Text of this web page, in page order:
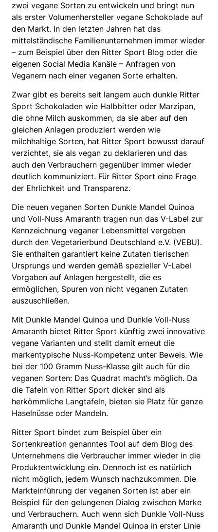
zwei vegane Sorten zu entwickeln und bringt nun
als erster Volumenhersteller vegane Schokolade auf
den Markt. In den letzten Jahren hat das
mittelständische Familienunternehmen immer wieder
– zum Beispiel über den Ritter Sport Blog oder die
eigenen Social Media Kanäle – Anfragen von
Veganern nach einer veganen Sorte erhalten.
Zwar gibt es bereits seit langem auch dunkle Ritter
Sport Schokoladen wie Halbbitter oder Marzipan,
die ohne Milch auskommen, da sie aber auf den
gleichen Anlagen produziert werden wie
milchhaltige Sorten, hat Ritter Sport bewusst darauf
verzichtet, sie als vegan zu deklarieren und das
auch den Verbrauchern gegenüber immer wieder
deutlich kommuniziert. Für Ritter Sport eine Frage
der Ehrlichkeit und Transparenz.
Die neuen veganen Sorten Dunkle Mandel Quinoa
und Voll-Nuss Amaranth tragen nun das V-Label zur
Kennzeichnung veganer Lebensmittel vergeben
durch den Vegetarierbund Deutschland e.V. (VEBU).
Sie enthalten garantiert keine Zutaten tierischen
Ursprungs und werden gemäß spezieller V-Label
Vorgaben auf Anlagen hergestellt, die es
ermöglichen, Spuren von nicht veganen Zutaten
auszuschließen.
Mit Dunkle Mandel Quinoa und Dunkle Voll-Nuss
Amaranth bietet Ritter Sport künftig zwei innovative
vegane Varianten und stellt damit erneut die
markentypische Nuss-Kompetenz unter Beweis. Wie
bei der 100 Gramm Nuss-Klasse gilt auch für die
veganen Sorten: Das Quadrat macht’s möglich. Da
die Tafeln von Ritter Sport dicker sind als
herkömmliche Langtafeln, bieten sie Platz für ganze
Haselnüsse oder Mandeln.
Ritter Sport bindet zum Beispiel über ein
Sortenkreation genanntes Tool auf dem Blog des
Unternehmens die Verbraucher immer wieder in die
Produktentwicklung ein. Dennoch ist es natürlich
nicht möglich, jedem Wunsch nachzukommen. Die
Markteinführung der veganen Sorten ist aber ein
Beispiel für den gelungenen Dialog zwischen Marke
und Verbrauchern. Auch wenn sich Dunkle Voll-Nuss
Amaranth und Dunkle Mandel Quinoa in erster Linie